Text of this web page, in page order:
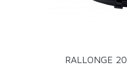
RALLONGE